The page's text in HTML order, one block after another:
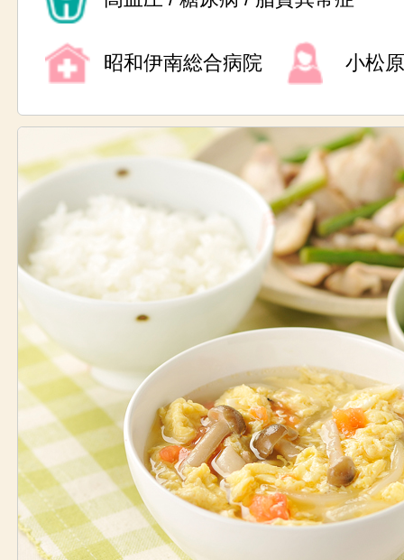
昭和伊南総合病院 小松